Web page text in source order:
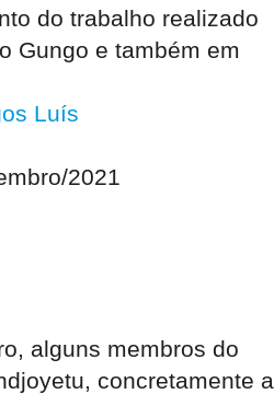
do trabalho realizado
Gungo e também em
Luís
2021
alguns membros do
concretamente a